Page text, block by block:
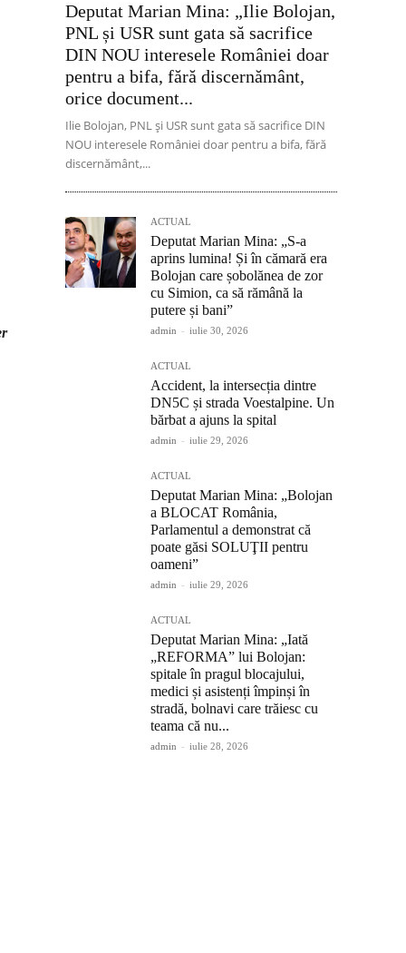
Deputat Marian Mina: „Ilie Bolojan,
PNL și USR sunt gata să sacrifice
DIN NOU interesele României doar
pentru a bifa, fără discernământ,
orice document...
Ilie Bolojan, PNL și USR sunt gata să sacrifice DIN
NOU interesele României doar pentru a bifa, fără
discernământ,...
ACTUAL
Deputat Marian Mina: „S-a
aprins lumina! Și în cămară era
Bolojan care șobolănea de zor
cu Simion, ca să rămână la
putere și bani”
admin - iulie 30, 2026
ACTUAL
Accident, la intersecția dintre
DN5C și strada Voestalpine. Un
bărbat a ajuns la spital
admin - iulie 29, 2026
ACTUAL
Deputat Marian Mina: „Bolojan
a BLOCAT România,
Parlamentul a demonstrat că
poate găsi SOLUŢII pentru
oameni”
admin - iulie 29, 2026
ACTUAL
Deputat Marian Mina: „Iată
„REFORMA” lui Bolojan:
spitale în pragul blocajului,
medici și asistenți împinși în
stradă, bolnavi care trăiesc cu
teama că nu...
admin - iulie 28, 2026